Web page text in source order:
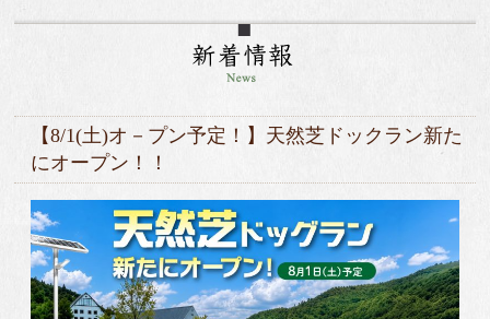
【8/1(土)オ－プン予定！】天然芝ドックラン新た
にオープン！！